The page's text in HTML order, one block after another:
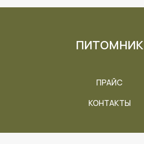
ПИТОМНИК
ПРАЙС
КОНТАКТЫ